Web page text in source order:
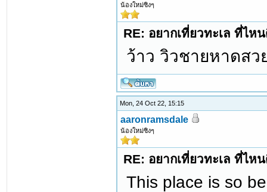
น้องใหม่ซิงๆ
RE: อยากเที่ยวทะเล ที่ไห
ว้าว วิวชายหาดสว
Mon, 24 Oct 22, 15:15
aaronramsdale
น้องใหม่ซิงๆ
RE: อยากเที่ยวทะเล ที่ไห
This place is so